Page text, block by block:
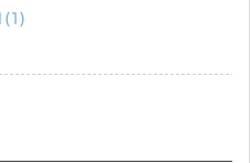
與科技結合，既然網路學習如
整理各樣英文教學網站、了解
(1)